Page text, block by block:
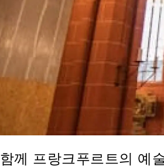
께 프랑크푸르트의 예